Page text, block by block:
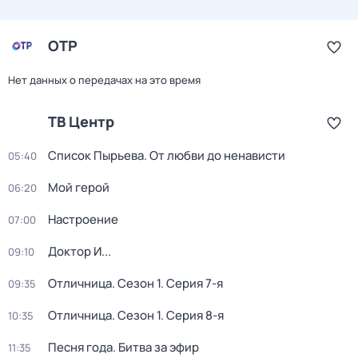
ОТР
Нет данных о передачах на это время
ТВ Центр
05:40 Список Пырьева. От любви до ненависти
06:20 Мой герой
07:00 Настроение
09:10 Доктор И...
09:35 Отличница. Сезон 1. Серия 7-я
10:35 Отличница. Сезон 1. Серия 8-я
11:35 Песня года. Битва за эфир